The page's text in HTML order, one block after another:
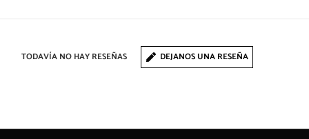
TODAVÍA NO HAY RESEÑAS DEJANOS UNA RESEÑA